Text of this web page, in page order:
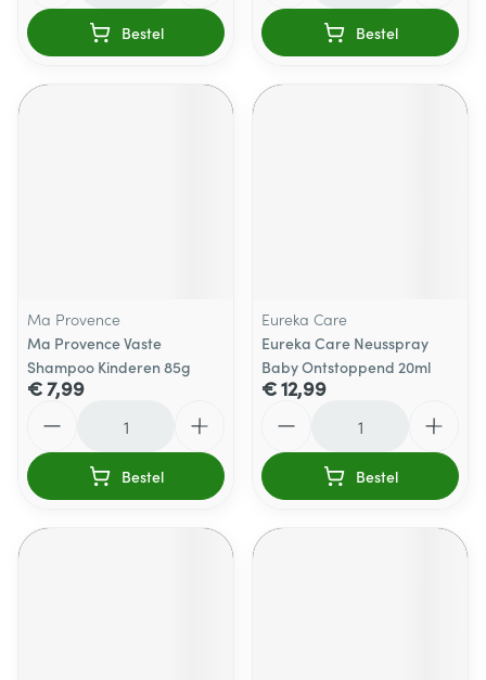
Bestel Bestel
Ma Provence
Ma Provence Vaste
Shampoo Kinderen 85g
€ 7,99
Bestel
Eureka Care
Eureka Care Neusspray
Baby Ontstoppend 20ml
€ 12,99
Bestel